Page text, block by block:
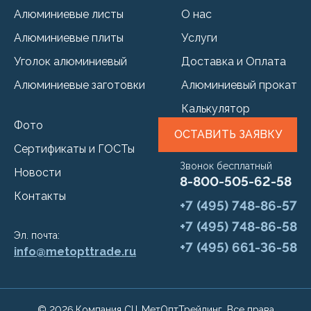
Алюминиевые листы
Алюминиевые плиты
Уголок алюминиевый
Алюминиевые заготовки
О нас
Услуги
Доставка и Оплата
Алюминиевый прокат
Калькулятор
Фото
Сертификаты и ГОСТы
Новости
Контакты
Эл. почта:
info@metopttrade.ru
ОСТАВИТЬ ЗАЯВКУ
Звонок бесплатный
8-800-505-62-58
+7 (495) 748-86-57
+7 (495) 748-86-58
+7 (495) 661-36-58